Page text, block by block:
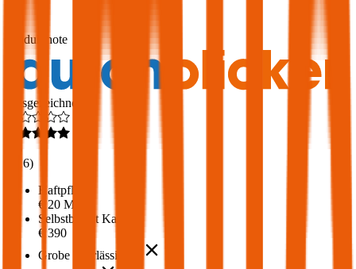
Produktnote
Ausgezeichnet
216)
Haftpflicht
€ 20 Mio.
Selbstbehalt Kasko
€ 390
Grobe Fahrlässigkeit